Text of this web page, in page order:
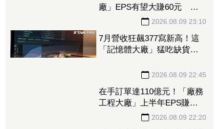
廠」EPS有望大賺60元
DRAM報價翻倍後再漲5成毛
2026.08.09 23:10
7月營收狂飆377寫新高！這
「記憶體大廠」猛吃缺貨漲
2026.08.09 22:45
在手訂單達110億元！「廠務
工程大廠」上半年EPS賺
14.14元 接單南亞科、日月